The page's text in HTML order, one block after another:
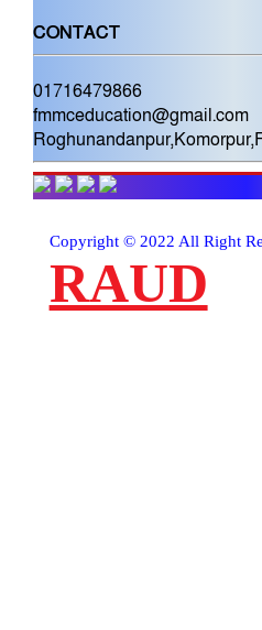
CONTACT
01716479866
fmmceducation@gmail.com
Copyright © 2022 All Right
RAUD